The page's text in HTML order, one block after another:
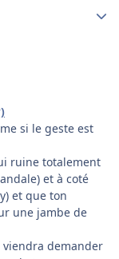
si le geste est
ruine totalement
et à coté
et que ton
une jambe de
demander